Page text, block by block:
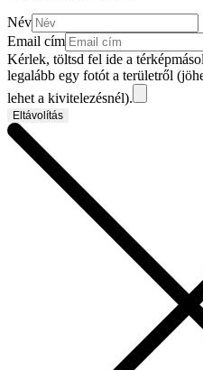
Név
Email cím
Kérlek, töltsd fel ide a
legalább egy fotót a területről
lehet a kivitelezésnél).
Eltávolítás